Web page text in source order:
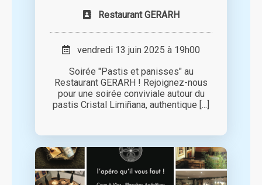
Restaurant GERARH
vendredi 13 juin 2025 à 19h00
Soirée "Pastis et panisses" au
Restaurant GERARH ! Rejoignez-nous
pour une soirée conviviale autour du
pastis Cristal Limiñana, authentique [...]